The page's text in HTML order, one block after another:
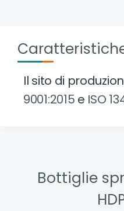
Il sito di
9001:2015 e ISO
Bottiglie